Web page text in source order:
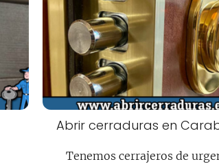
Abrir cerraduras en
Tenemos cerrajeros de